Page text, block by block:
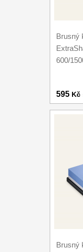
Brusný
600/
595 Kč
Brusný